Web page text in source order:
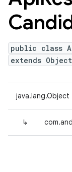
public class
extends Object
java.lang.Object
↳